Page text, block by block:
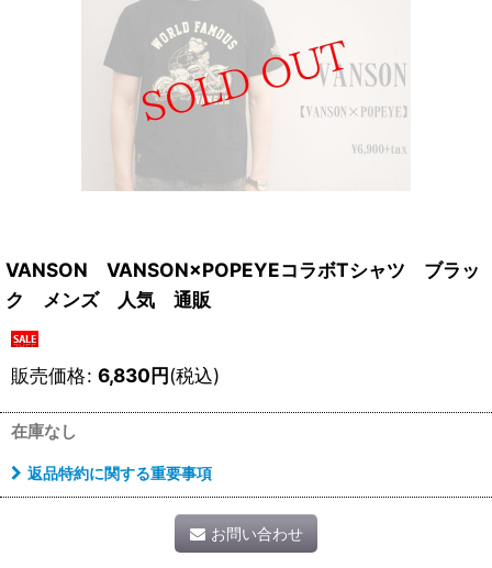
VANSON VANSON×POPEYEコラボTシャツ ブラッ
ク メンズ 人気 通販
販売価格: 6,830円(税込)
在庫なし
返品特約に関する重要事項
お問い合わせ